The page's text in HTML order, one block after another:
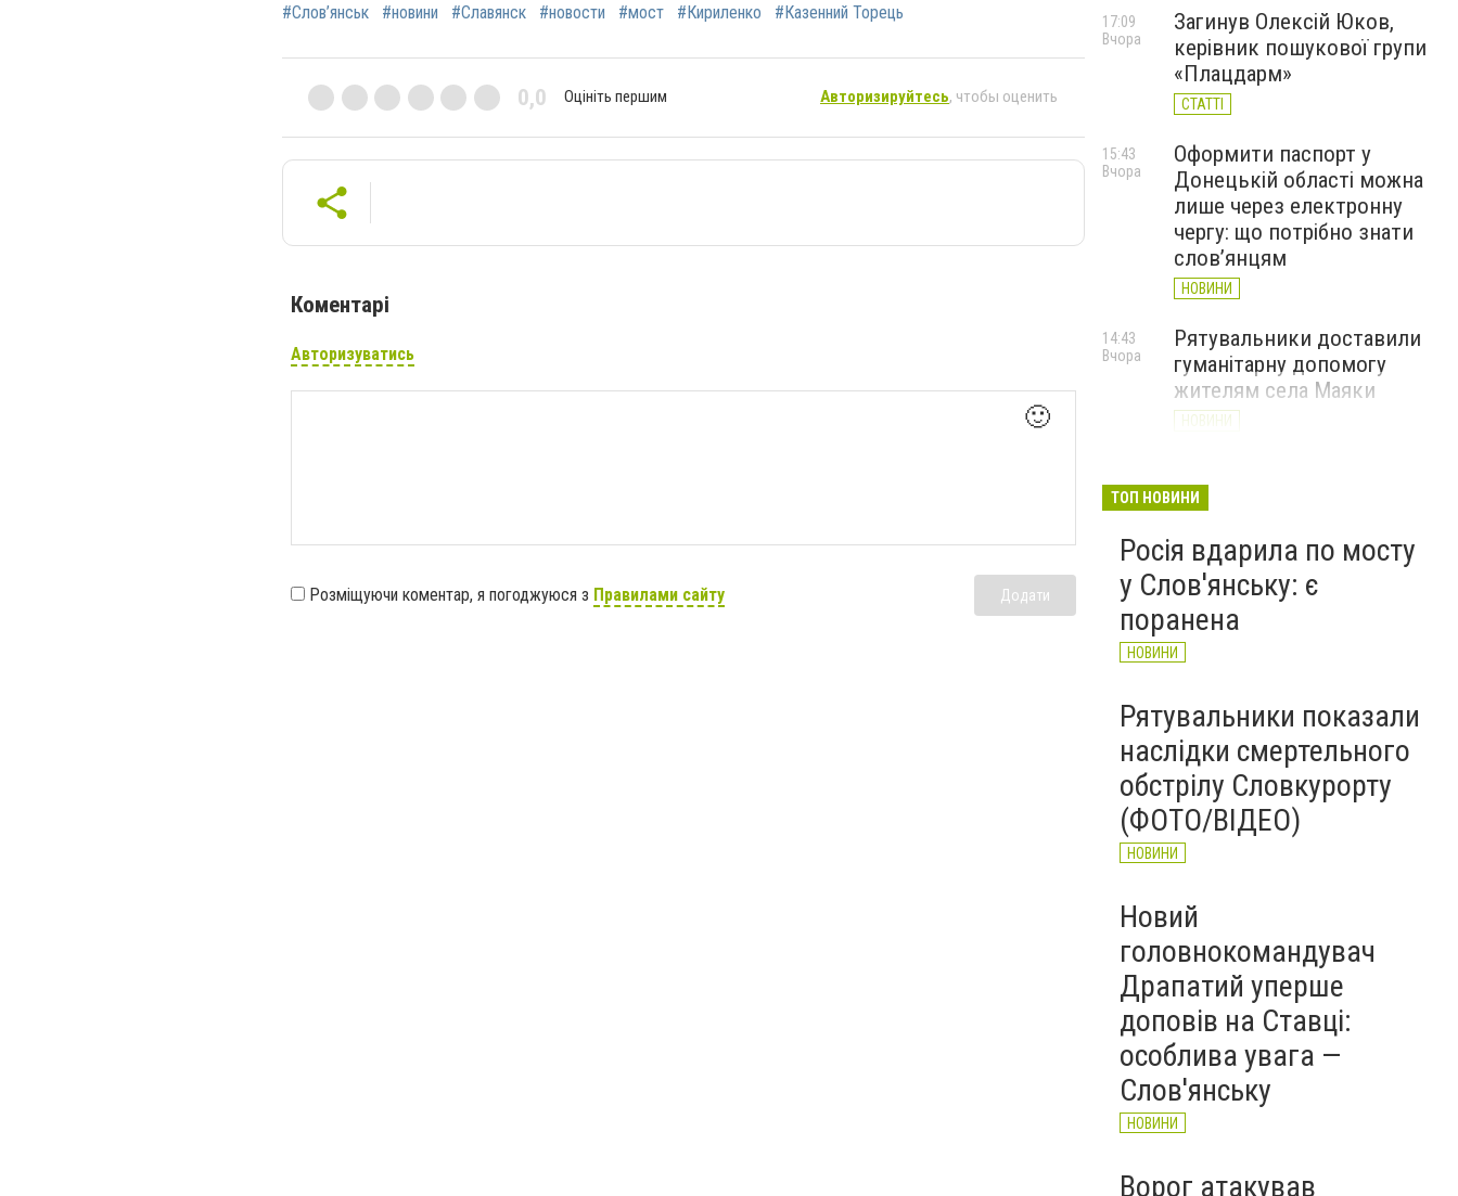
#Слов’янськ #новини #Славянск #новости #мост #Кириленко #Казенний Торець
0,0 Оцініть першим Авторизируйтесь, чтобы оценить
Коментарі
Авторизуватись
🙂
Розміщуючи коментар, я погоджуюся з Правилами сайту Додати
Загинув Олексій Юков,
керівник пошукової групи
«Плацдарм»
СТАТТІ
17:09
Вчора
Оформити паспорт у
Донецькій області можна
лише через електронну
чергу: що потрібно знати
слов’янцям
НОВИНИ
15:43
Вчора
Рятувальники доставили
гуманітарну допомогу
жителям села Маяки
НОВИНИ
14:43
Вчора
онлайн-акція до Дня молоді
Вчора
ТОП НОВИНИ
Росія вдарила по мосту
у Слов'янську: є
поранена
НОВИНИ
Рятувальники показали
наслідки смертельного
обстрілу Словкурорту
(ФОТО/ВІДЕО)
НОВИНИ
Новий
головнокомандувач
Драпатий уперше
доповів на Ставці:
особлива увага —
Слов'янську
НОВИНИ
Ворог атакував